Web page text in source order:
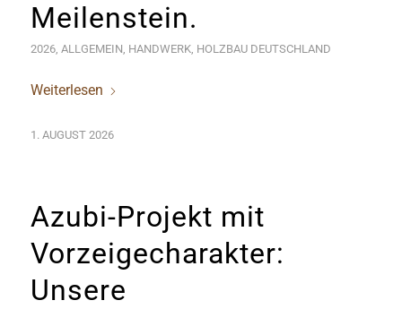
Meilenstein.
2026, ALLGEMEIN, HANDWERK, HOLZBAU DEUTSCHLAND
Weiterlesen
1. AUGUST 2026
Azubi-Projekt mit
Vorzeigecharakter:
Unsere